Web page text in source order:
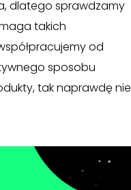
dlatego sprawdzamy
takich
od
sposobu
tak naprawdę nie